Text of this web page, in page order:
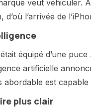
veut véhiculer.
l’arrivée de
équipé d’une
artificielle
abordable est
plus clair